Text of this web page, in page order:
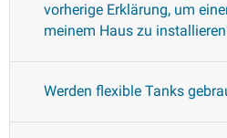
vorherige Erklärung, um
meinem Haus zu
Werden flexible Tanks